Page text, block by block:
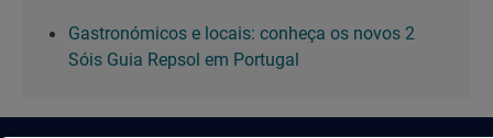
Gastronómicos e locais: conheça os novos 2
Sóis Guia Repsol em Portugal